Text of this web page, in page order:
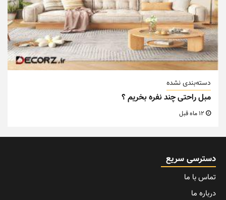
دسته‌بندی نشده
مبل راحتی چند نفره بخریم ؟
دسترسی سریع
تماس با ما
درباره ما